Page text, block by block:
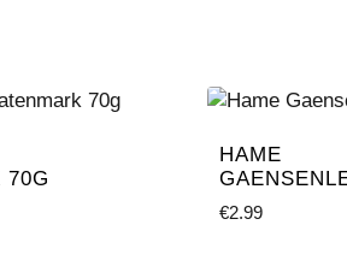
70G
HAME
€2.99